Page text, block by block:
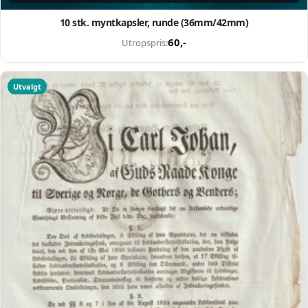
10 stk. myntkapsler, runde (36mm/42mm)
Utropspris:60,-
Utvalgt
Selg smartere – helt
gratis på QXL.no
På QXL.no kan du selge helt gratis – uten
skjulte kostnader eller provisjon. Opprett
konto, legg ut auksjoner og nå kjøpere som
faktisk er interessert.
Registrer konto
ellerLogg inn
Opprett en konto på få sekunder og legg ut dine første
auksjoner i dag. Ingen gebyrer. Ingen provisjon. Bare ekte
kjøpere.